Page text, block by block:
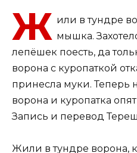
Ж или в тундре
мышка.
лепёшек поесть, да
ворона с куропаткой
принесла муки. Теперь
ворона и куропатка
Запись и перевод
Жили в тундре ворона,